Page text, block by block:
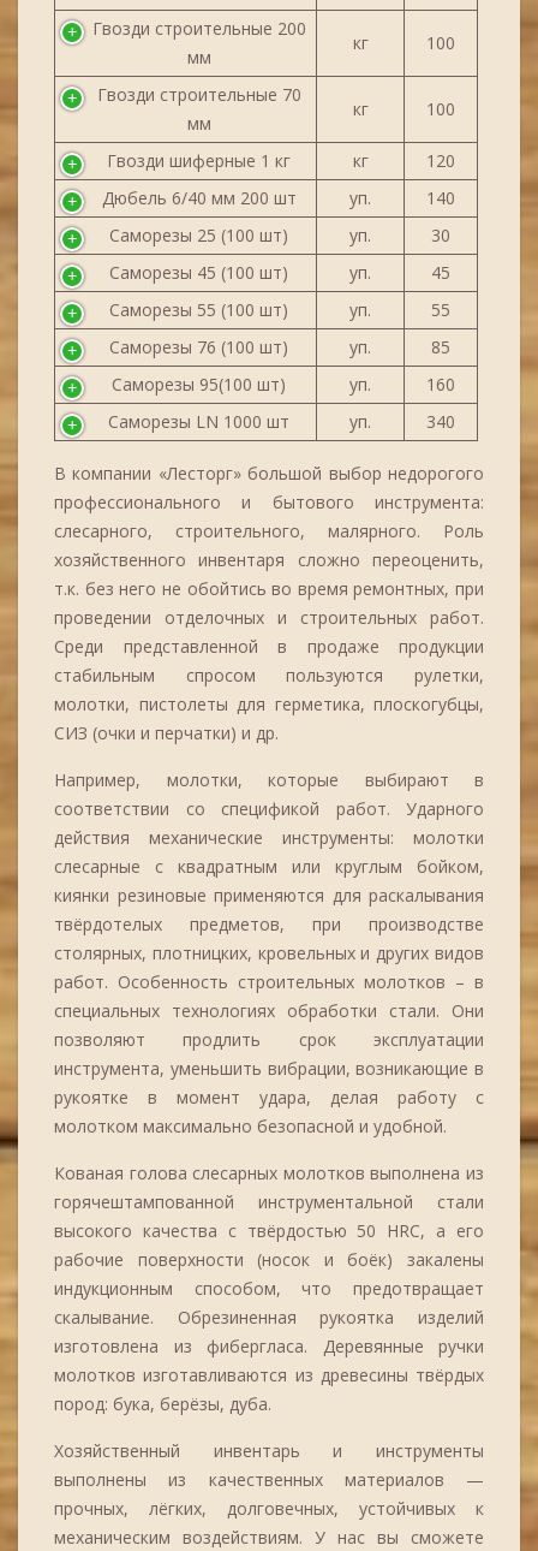
Гвозди строительные 200
мм
кг 100
Гвозди строительные 70
мм
кг 100
Гвозди шиферные 1 кг кг
120
Дюбель 6/40 мм 200 шт
уп.
140
Саморезы 25 (100 шт)
уп.
30
Саморезы 45 (100 шт)
уп.
45
Саморезы 55 (100 шт)
уп.
55
Саморезы 76 (100 шт)
уп.
85
Саморезы 95(100 шт)
уп.
160
Саморезы LN 1000 шт
уп. 340
В компании «Лесторг» большой выбор недорогого
профессионального и бытового инструмента:
слесарного, строительного, малярного. Роль
хозяйственного инвентаря сложно переоценить,
т.к. без него не обойтись во время ремонтных, при
проведении отделочных и строительных работ.
Среди представленной в продаже продукции
стабильным спросом пользуются рулетки,
молотки, пистолеты для герметика, плоскогубцы,
СИЗ (очки и перчатки) и др.
Например, молотки, которые выбирают в
соответствии со спецификой работ. Ударного
действия механические инструменты: молотки
слесарные с квадратным или круглым бойком,
киянки резиновые применяются для раскалывания
твёрдотелых предметов, при производстве
столярных, плотницких, кровельных и других видов
работ. Особенность строительных молотков – в
специальных технологиях обработки стали. Они
позволяют продлить срок эксплуатации
инструмента, уменьшить вибрации, возникающие в
рукоятке в момент удара, делая работу с
молотком максимально безопасной и удобной.
Кованая голова слесарных молотков выполнена из
горячештампованной инструментальной стали
высокого качества с твёрдостью 50 HRC, а его
рабочие поверхности (носок и боёк) закалены
индукционным способом, что предотвращает
скалывание. Обрезиненная рукоятка изделий
изготовлена из фибергласа. Деревянные ручки
молотков изготавливаются из древесины твёрдых
пород: бука, берёзы, дуба.
Хозяйственный инвентарь и инструменты
выполнены из качественных материалов —
прочных, лёгких, долговечных, устойчивых к
механическим воздействиям. У нас вы сможете